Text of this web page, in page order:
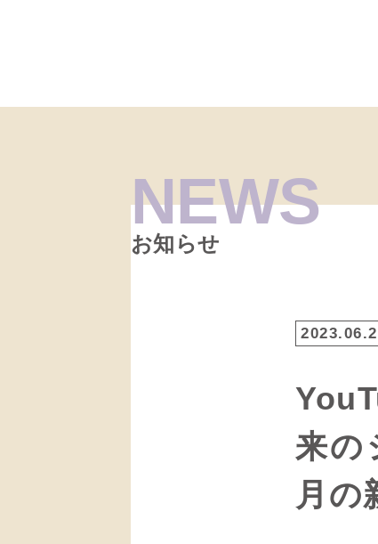
NEWS
お知らせ
来の
月の